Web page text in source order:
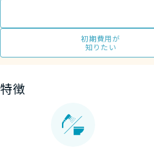
初期費用が
知りたい
特徴